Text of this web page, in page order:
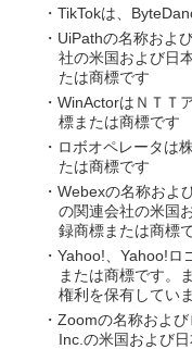
・TikTokは、
・UiPathの名称およ
社の米国および日
たは商標です
・WinActorはＮＴＴ
標または商標です
・ロボオペレータは
たは商標です
・Webexの名称およ
の関連会社の米国
録商標または商標
・Yahoo!、Yahoo!
または商標です。
権利を保有してい
・Zoomの名称およ
Inc.の米国および